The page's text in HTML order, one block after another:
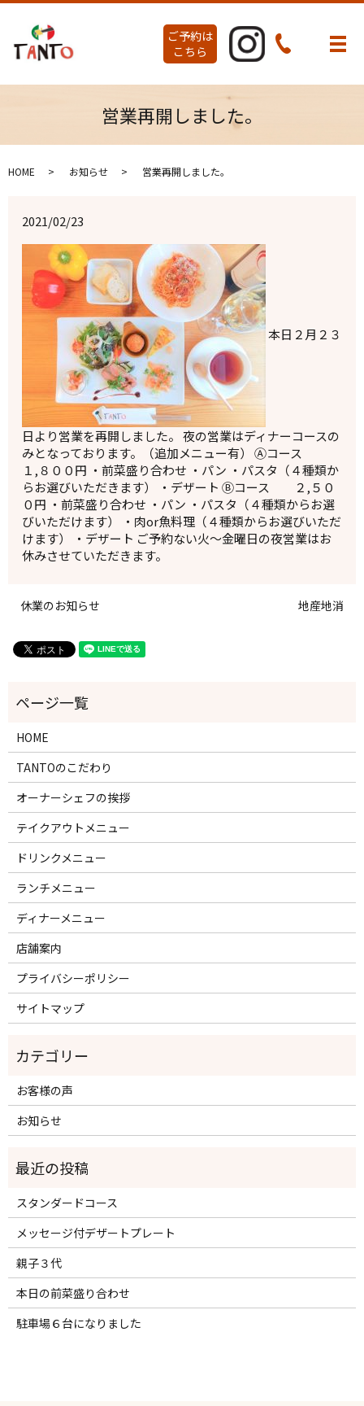
メ
ご予約は
こちら
営業再開しました。
HOME お知らせ 営業再開しました。
2021/02/23
本日２月２３
日より営業を再開しました。 夜の営業はディナーコースの
みとなっております。（追加メニュー有） Ⓐコース
１,８００円 ・前菜盛り合わせ ・パン ・パスタ（４種類か
らお選びいただきます） ・デザート Ⓑコース ２,５０
０円 ・前菜盛り合わせ ・パン ・パスタ（４種類からお選
びいただけます） ・肉or魚料理（４種類からお選びいただ
けます） ・デザート ご予約ない火～金曜日の夜営業はお
休みさせていただきます。
休業のお知らせ 地産地消
HOME
TANTOのこだわり
オーナーシェフの挨拶
テイクアウトメニュー
ドリンクメニュー
ランチメニュー
ディナーメニュー
店舗案内
プライバシーポリシー
サイトマップ
お客様の声
お知らせ
スタンダードコース
メッセージ付デザートプレート
親子３代
本日の前菜盛り合わせ
駐車場６台になりました